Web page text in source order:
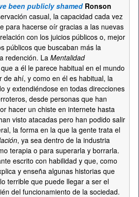
been publicly shamed Ronson
casual, la capacidad cada vez
para hacerse oír gracias a las nuevas
con los juicios públicos o, mejor
públicos que buscaban más la
redención. La Mentalidad
que a él le parece habitual en el mundo
de ahí, y como en él es habitual, la
y extendiéndose en todas direcciones
desde personas que han
hacer un chiste en internete hasta
visto atacadas pero han podido salir
la forma en la que la gente trata el
, ya sea dentro de la industria
terapia o para superarla y borrarla.
escrito con habilidad y que, como
y enseña algunas historias que
terrible que puede llegar a ser el
del funcionamiento de la sociedad.